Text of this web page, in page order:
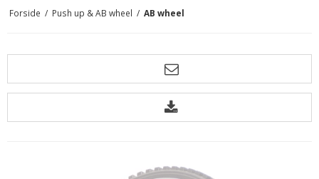
Forside / Push up & AB wheel / AB wheel